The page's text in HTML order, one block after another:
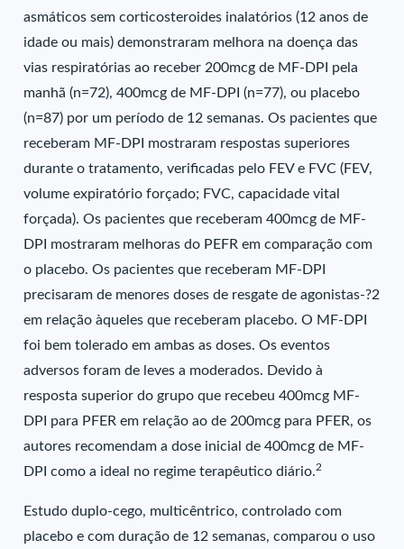
asmáticos sem corticosteroides inalatórios (12 anos de
idade ou mais) demonstraram melhora na doença das
vias respiratórias ao receber 200mcg de MF-DPI pela
manhã (n=72), 400mcg de MF-DPI (n=77), ou placebo
(n=87) por um período de 12 semanas. Os pacientes que
receberam MF-DPI mostraram respostas superiores
durante o tratamento, verificadas pelo FEV e FVC (FEV,
volume expiratório forçado; FVC, capacidade vital
forçada). Os pacientes que receberam 400mcg de MF-
DPI mostraram melhoras do PEFR em comparação com
o placebo. Os pacientes que receberam MF-DPI
precisaram de menores doses de resgate de agonistas-?2
em relação àqueles que receberam placebo. O MF-DPI
foi bem tolerado em ambas as doses. Os eventos
adversos foram de leves a moderados. Devido à
resposta superior do grupo que recebeu 400mcg MF-
DPI para PFER em relação ao de 200mcg para PFER, os
autores recomendam a dose inicial de 400mcg de MF-
DPI como a ideal no regime terapêutico diário.2
Estudo duplo-cego, multicêntrico, controlado com
placebo e com duração de 12 semanas, comparou o uso